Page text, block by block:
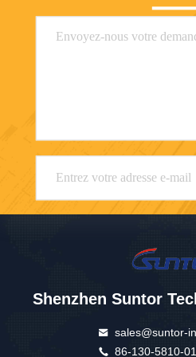
Shenzhen Suntor
sales@suntor-
86-130-5810-